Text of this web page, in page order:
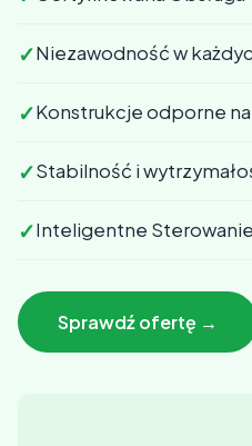
✓Niezawodność w
✓Konstrukcje odporne na
✓Stabilność i
✓Inteligentne Sterowanie
Sprawdź ofertę →